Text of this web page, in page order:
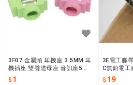
3F07 金屬頭 耳機座 3.5MM 耳
機插座 雙聲道母座 音訊座5腳
粉綠黑
1
3E電工膠
C無鉛電工
20捲
19